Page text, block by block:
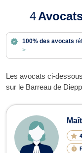
4
100% des avocats
>
Les avocats ci-
sur le Barreau de
Avocats en